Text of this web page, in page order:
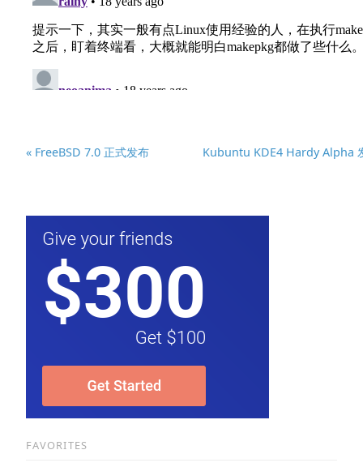
« FreeBSD 7.0 正式发布 Kubuntu KDE4 Hardy Alpha
FAVORITES